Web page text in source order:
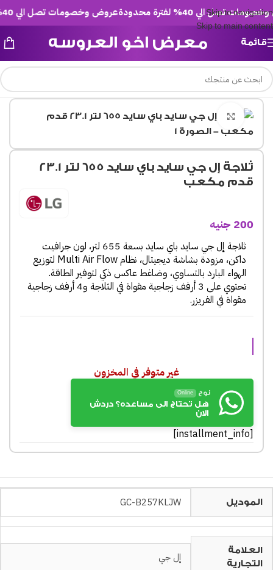
Skip to navigation
Skip to main content
عروض وخصومات تصل الي 40% لفترة محدودة تصل الي 40% لفترة محدودة
قائمة معرض اخو العروسه
Click to enlarge
ثلاجة إل جي سايد باي سايد 655 لتر 23.1
قدم مكعب
200 جنيه
ثلاجة إل جي سايد باي سايد بسعة 655 لتر، لون جرافيت
داكن، مزودة بشاشة ديجيتال، نظام Multi Air Flow لتوزيع
الهواء البارد بالتساوي، وضاغط عاكس ذكي لتوفير الطاقة.
تحتوي على 3 أرفف زجاجية مقواة في الثلاجة و4 أرفف زجاجية
مقواة في الفريزر.
غير متوفر في المخزون
نوح Online
هل تحتاج الى مساعده؟ دردش
الان
[installment_info]
الموديل GC-B257KLJW
العلامة
التجارية
إل جي